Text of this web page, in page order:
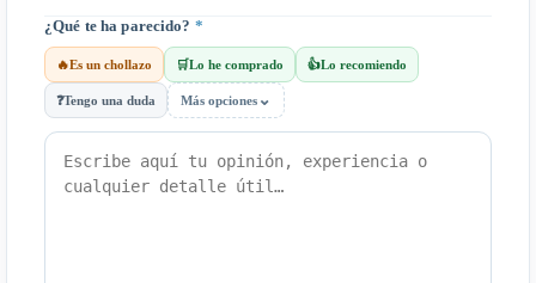
¿Qué te ha parecido? *
🔥Es un chollazo 🛒Lo he comprado 👍Lo recomiendo
❓Tengo una duda Más opciones ⌄